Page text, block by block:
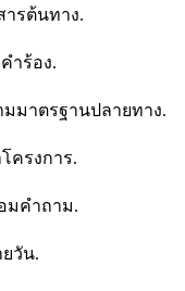
รต้นทาง.
ำร้อง.
มมาตรฐานปลายทาง.
ครงการ.
มคำถาม.
วัน.